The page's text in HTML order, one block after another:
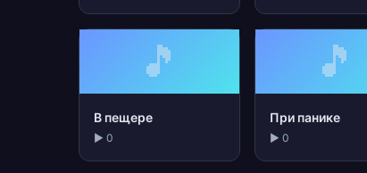
🎵
В пещере
▶ 0
🎵
При панике
▶ 0